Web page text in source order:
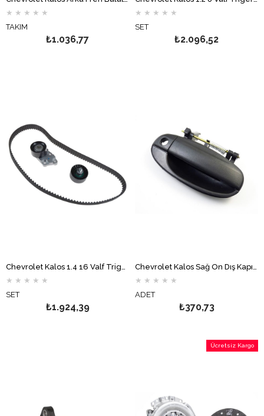
★ ★ ★ ★ ★
TAKIM
₺1.036,77
★ ★ ★ ★ ★
SET
₺2.096,52
Chevrolet Kalos 1.4 16 Valf Triger Seti BGA
★ ★ ★ ★ ★
SET
₺1.924,39
Chevrolet Kalos Sağ Ön Dış Kapı Kolu
★ ★ ★ ★ ★
ADET
₺370,73
Ücretsiz Kargo